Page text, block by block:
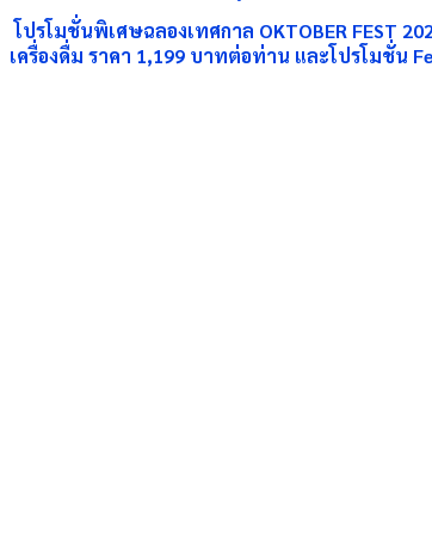
โปรโมชั่นพิเศษฉลองเทศกาล OKTOBER FEST
เครื่องดื่ม ราคา 1,199 บาทต่อท่าน และโปรโมชั่น